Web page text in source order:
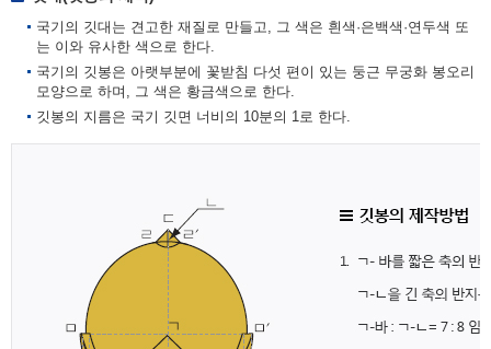
국기의 깃대는 견고한 재질로 만들고, 그 색은 흰색·은백색·연두색 또
는 이와 유사한 색으로 한다.
국기의 깃봉은 아랫부분에 꽃받침 다섯 편이 있는 둥근 무궁화 봉오리
모양으로 하며, 그 색은 황금색으로 한다.
깃봉의 지름은 국기 깃면 너비의 10분의 1로 한다.